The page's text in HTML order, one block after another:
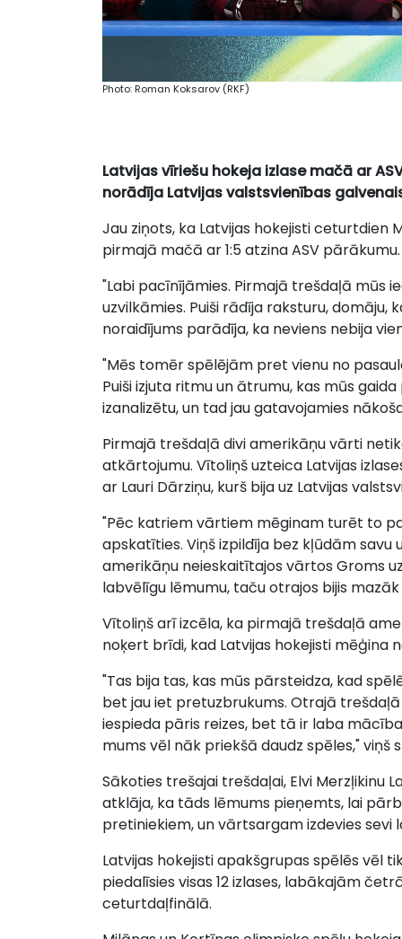
Photo: Roman Koksarov (RKF)
Latvijas vīriešu hokeja izlase mačā ar
norādīja Latvijas valstsvienības
Jau ziņots, ka Latvijas hokejisti ceturtdien
pirmajā mačā ar 1:5 atzina ASV pārākumu.
"Labi pacīnījāmies. Pirmajā trešdaļā mūs
uzvilkāmies. Puiši rādīja raksturu,
noraidījums parādīja, ka neviens nebija
"Mēs tomēr spēlējām pret vienu no
Puiši izjuta ritmu un ātrumu, kas mūs
izanalizētu, un tad jau gatavojamies
Pirmajā trešdaļā divi amerikāņu vārti
atkārtojumu. Vītoliņš uzteica Latvijas
ar Lauri Dārziņu, kurš bija uz Latvijas
"Pēc katriem vārtiem mēginam turēt to
apskatīties. Viņš izpildīja bez kļūdām
amerikāņu neieskaitītajos vārtos Groms
labvēlīgu lēmumu, taču otrajos bijis
Vītoliņš arī izcēla, ka pirmajā trešdaļā
noķert brīdi, kad Latvijas hokejisti mēģina
"Tas bija tas, kas mūs pārsteidza, kad
bet jau iet pretuzbrukums. Otrajā
iespieda pāris reizes, bet tā ir laba
mums vēl nāk priekšā daudz spēles," viņš
Sākoties trešajai trešdaļai, Elvi Merzļikinu
atklāja, ka tāds lēmums pieņemts, lai
pretiniekiem, un vārtsargam izdevies sevi
Latvijas hokejisti apakšgrupas spēlēs vēl
piedalīsies visas 12 izlases, labākajām
ceturtdaļfinālā.